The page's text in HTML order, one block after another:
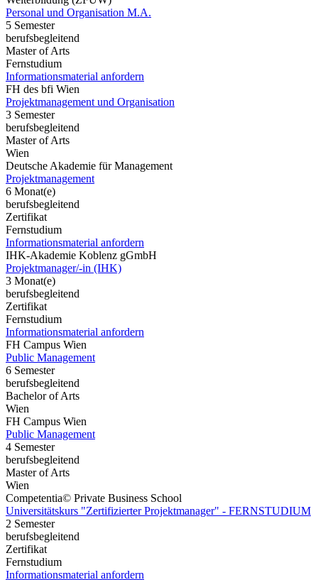
Personal und Organisation M.A.
5 Semester
berufsbegleitend
Master of Arts
Fernstudium
Informationsmaterial anfordern
FH des bfi Wien
Projektmanagement und Organisation
3 Semester
berufsbegleitend
Master of Arts
Wien
Deutsche Akademie für Management
Projektmanagement
6 Monat(e)
berufsbegleitend
Zertifikat
Fernstudium
Informationsmaterial anfordern
IHK-Akademie Koblenz gGmbH
Projektmanager/-in (IHK)
3 Monat(e)
berufsbegleitend
Zertifikat
Fernstudium
Informationsmaterial anfordern
FH Campus Wien
Public Management
6 Semester
berufsbegleitend
Bachelor of Arts
Wien
FH Campus Wien
Public Management
4 Semester
berufsbegleitend
Master of Arts
Wien
Competentia© Private Business School
Universitätskurs "Zertifizierter Projektmanager" - FERNSTUDIUM
2 Semester
berufsbegleitend
Zertifikat
Fernstudium
Informationsmaterial anfordern